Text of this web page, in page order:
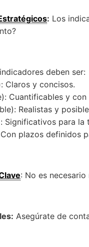
: Los
deben ser:
Claros y concisos.
Cuantificables y
Realistas y
Significativos para la
plazos definidos
: No es
Asegúrate de